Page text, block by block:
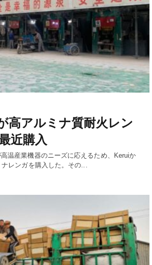
高アルミナ質耐火レン
近購入
温産業機器のニーズに応えるため、Keruiか
レンガを購入した。その...